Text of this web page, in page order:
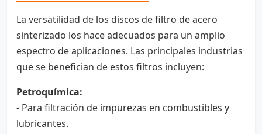
La versatilidad de los discos de filtro de acero
sinterizado los hace adecuados para un amplio
espectro de aplicaciones. Las principales industrias
que se benefician de estos filtros incluyen:
Petroquímica:
- Para filtración de impurezas en combustibles y
lubricantes.